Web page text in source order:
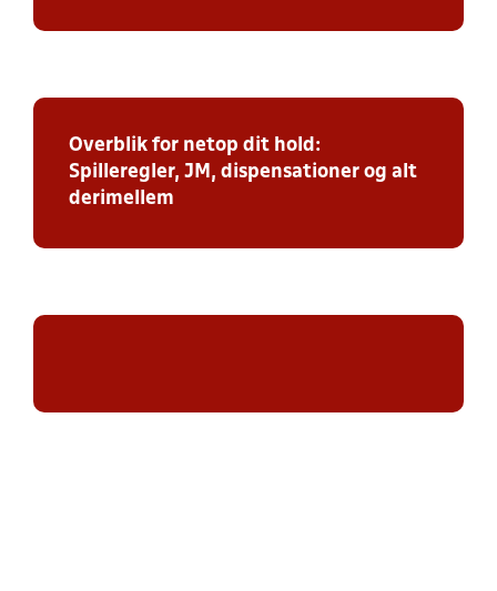
Overblik for netop dit hold:
Spilleregler, JM, dispensationer og alt
derimellem